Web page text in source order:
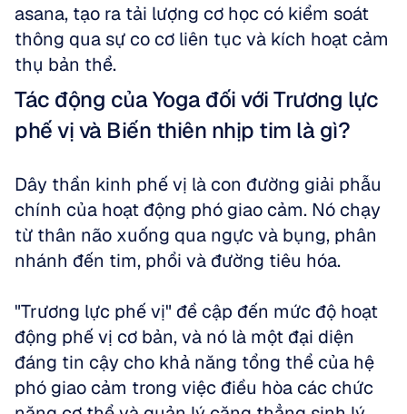
asana, tạo ra tải lượng cơ học có kiểm soát
thông qua sự co cơ liên tục và kích hoạt cảm
thụ bản thể.
Tác động của Yoga đối với Trương lực
phế vị và Biến thiên nhịp tim là gì?
Dây thần kinh phế vị là con đường giải phẫu
chính của hoạt động phó giao cảm. Nó chạy
từ thân não xuống qua ngực và bụng, phân
nhánh đến tim, phổi và đường tiêu hóa.
"Trương lực phế vị" đề cập đến mức độ hoạt
động phế vị cơ bản, và nó là một đại diện
đáng tin cậy cho khả năng tổng thể của hệ
phó giao cảm trong việc điều hòa các chức